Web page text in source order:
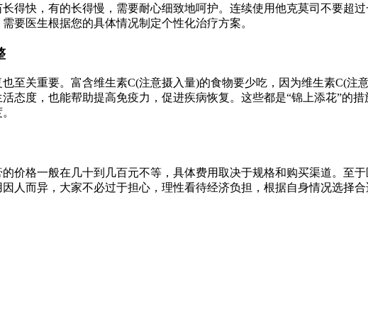
得快，有的长得慢，需要耐心细致地呵护。连续使用他克莫司不要超
要医生根据您的具体情况制定个性化治疗方案。
至关重要。富含维生素C(注意摄入量)的食物要少吃，因为维生素C(注
态度，也能帮助提高免疫力，促进疾病恢复。这些都是“锦上添花”的
价格一般在几十到几百元不等，具体费用取决于规格和购买渠道。至
人而异，大家不必过于担心，理性看待经济负担，根据自身情况选择